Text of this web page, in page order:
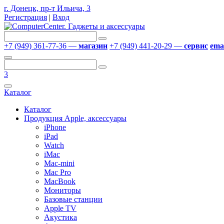
г. Донецк, пр-т Ильича, 3
Регистрация | Вход
+7 (949) 361-77-36 — магазин +7 (949) 441-20-29 — сервис
3
Каталог
Каталог
Продукция Apple, аксессуары
iPhone
iPad
Watch
iMac
Mac-mini
Mac Pro
MacBook
Мониторы
Базовые станции
Apple TV
Акустика